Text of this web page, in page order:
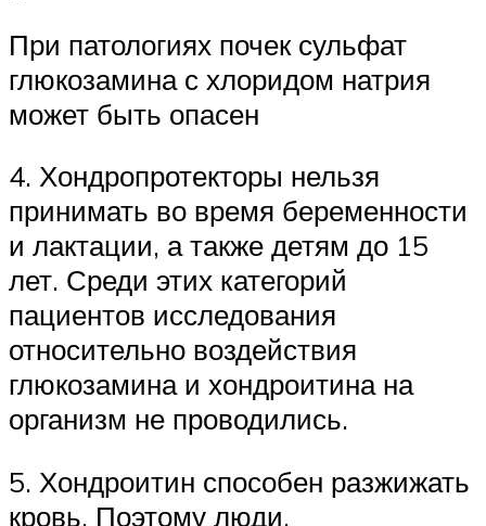
При патологиях почек сульфат
глюкозамина с хлоридом натрия
может быть опасен
4. Хондропротекторы нельзя
принимать во время беременности
и лактации, а также детям до 15
лет. Среди этих категорий
пациентов исследования
относительно воздействия
глюкозамина и хондроитина на
организм не проводились.
5. Хондроитин способен разжижать
кровь. Поэтому люди,